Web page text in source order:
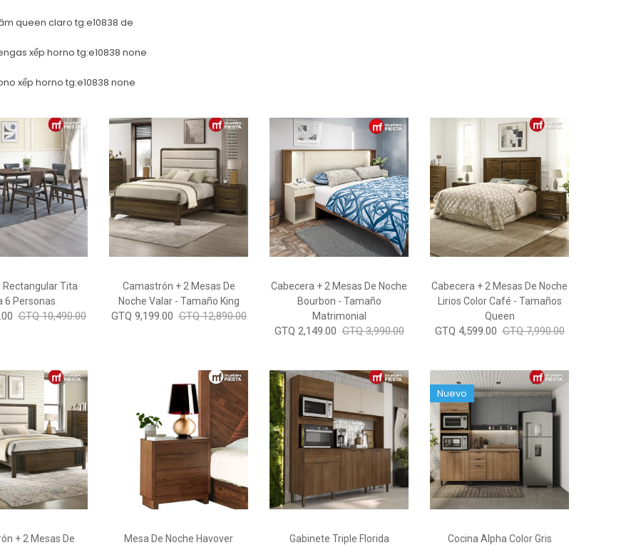
queen claro tg:e10838 de
xếp horno tg:e10838 none
xếp horno tg:e10838 none
Rectangular Tita
6 Personas
GTQ 10,490.00
Camastrón + 2 Mesas De
Noche Valar - Tamaño King
GTQ 9,199.00 GTQ 12,890.00
Cabecera + 2 Mesas De Noche
Bourbon - Tamaño
Matrimonial
GTQ 2,149.00 GTQ 3,990.00
Cabecera + 2 Mesas De Noche
Lirios Color Café - Tamaños
Queen
GTQ 4,599.00 GTQ 7,990.00
+ 2 Mesas De
Mesa De Noche Havover Gabinete Triple Florida Cocina Alpha Color Gris
Nuevo